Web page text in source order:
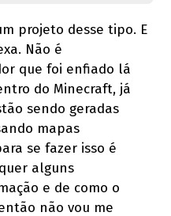
projeto desse tipo. E
Não é
que foi enfiado lá
do Minecraft, já
sendo geradas
mapas
se fazer isso é
alguns
e de como o
não vou me